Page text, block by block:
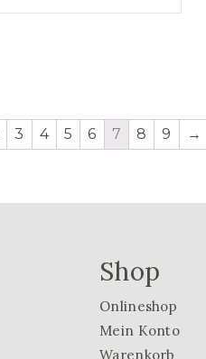
3 4 5 6 7 8 9 →
Shop
Onlineshop
Mein Konto
Warenkorb